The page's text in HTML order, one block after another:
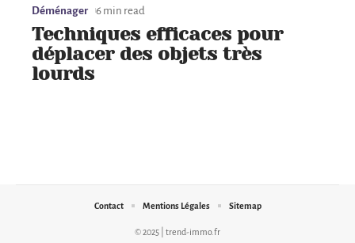
Déménager 6 min read
Techniques efficaces pour
déplacer des objets très
lourds
© 2025 | trend-immo.fr
Contact Mentions Légales Sitemap